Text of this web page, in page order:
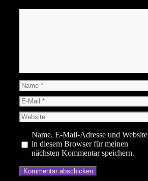
Name
E-
Mail
Website
Name, E-Mail-Adresse und Website
in diesem Browser für meinen
nächsten Kommentar speichern.